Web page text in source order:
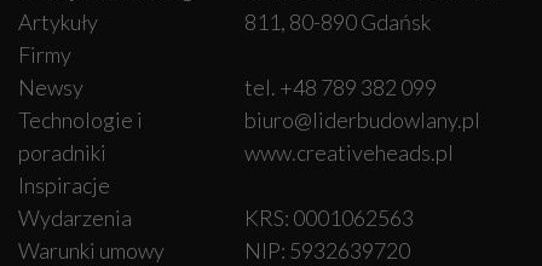
Artykuły
Firmy
Newsy
Technologie i
poradniki
Inspiracje
Wydarzenia
Warunki umowy
811, 80-890 Gdańsk
tel. +48 789 382 099
biuro@liderbudowlany.pl
www.creativeheads.pl
KRS: 0001062563
NIP: 5932639720